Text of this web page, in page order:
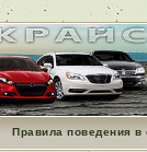
Правила поведения